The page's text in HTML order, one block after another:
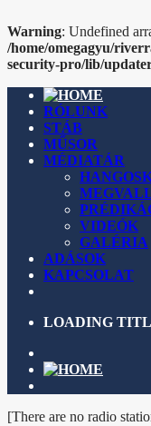
Warning: Undefined
/home/omegagyu/
security-pro/lib/
RÓLUNK
STÁB
MŰSOR
MÉDIATÁR
VIDEÓK
GALÉRIA
ADÁSOK
KAPCSOLAT
LOADING
[There are no radio